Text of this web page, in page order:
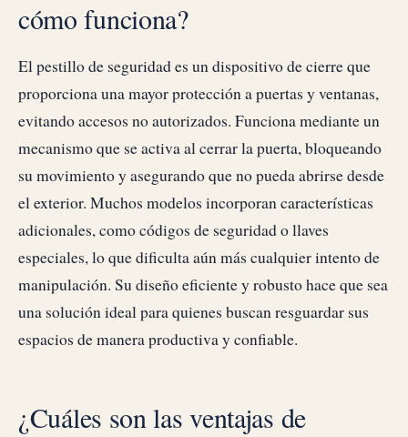
cómo funciona?
El pestillo de seguridad es un dispositivo de cierre que
proporciona una mayor protección a puertas y ventanas,
evitando accesos no autorizados. Funciona mediante un
mecanismo que se activa al cerrar la puerta, bloqueando
su movimiento y asegurando que no pueda abrirse desde
el exterior. Muchos modelos incorporan características
adicionales, como códigos de seguridad o llaves
especiales, lo que dificulta aún más cualquier intento de
manipulación. Su diseño eficiente y robusto hace que sea
una solución ideal para quienes buscan resguardar sus
espacios de manera productiva y confiable.
¿Cuáles son las ventajas de